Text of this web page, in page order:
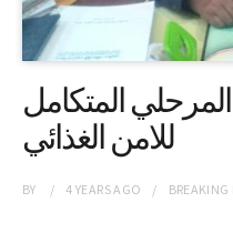
المتكامل
للامن الغذائي
BY 4 YEARSAGO BREAKING